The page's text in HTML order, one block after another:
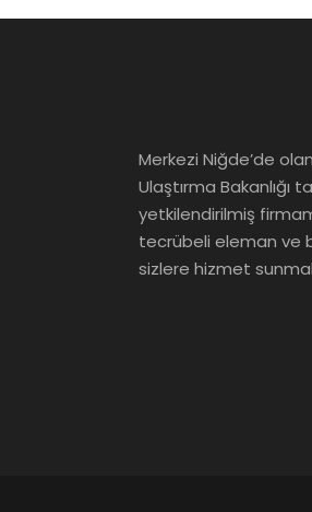
Merkezi Niğde’de
Ulaştırma Bakanlığı
yetkilendirilmiş
tecrübeli eleman ve
sizlere hizmet